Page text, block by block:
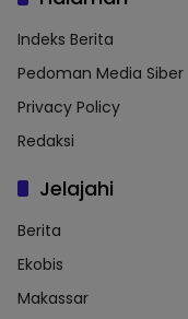
Indeks Berita
Pedoman Media Siber
Privacy Policy
Redaksi
Jelajahi
Berita
Ekobis
Makassar